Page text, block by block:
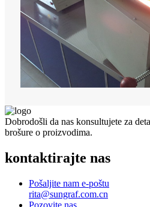
Dobrodošli da nas konsultujete za
brošure o proizvodima.
kontaktirajte nas
Pošaljite nam e-poštu
rita@sungraf.com.cn
Pozovite nas